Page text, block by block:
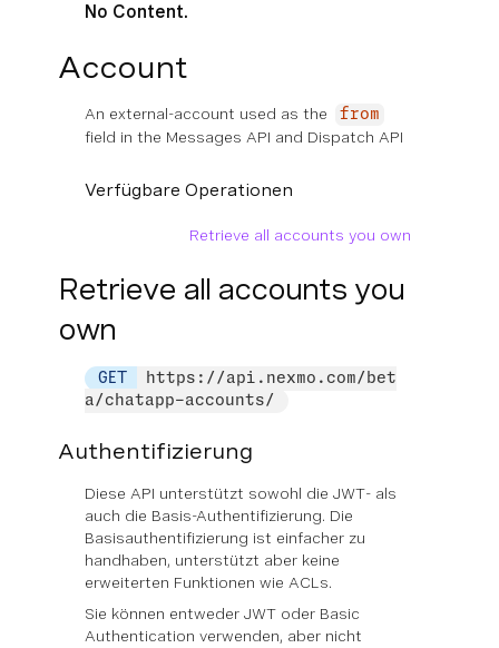
No Content.
Account
An external-account used as the from
field in the Messages API and Dispatch API
Verfügbare Operationen
Retrieve all accounts you own
Retrieve all accounts you
own
GET
https://api.nexmo.com/bet
a/chatapp-accounts/
Authentifizierung
Diese API unterstützt sowohl die JWT- als
auch die Basis-Authentifizierung. Die
Basisauthentifizierung ist einfacher zu
handhaben, unterstützt aber keine
erweiterten Funktionen wie ACLs.
Sie können entweder JWT oder Basic
Authentication verwenden, aber nicht